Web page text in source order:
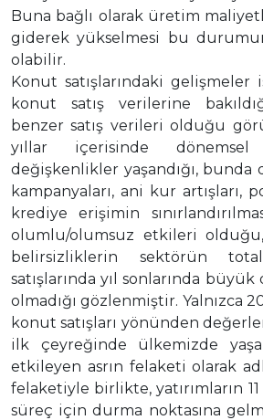
Buna bağlı olarak üretim
giderek yükselmesi bu
olabilir.
Konut satışlarındaki gelişmeler
konut satış verilerine
benzer satış verileri olduğu
yıllar içerisinde
değişkenlikler yaşandığı, bunda
kampanyaları, ani kur artışları,
krediye erişimin
olumlu/olumsuz etkileri olduğu,
belirsizliklerin sektörün
satışlarında yıl sonlarında
olmadığı gözlenmiştir. Yalnızca
konut satışları yönünden
ilk çeyreğinde ülkemizde
etkileyen asrın felaketi olarak
felaketiyle birlikte, yatırımların
süreç için durma noktasına